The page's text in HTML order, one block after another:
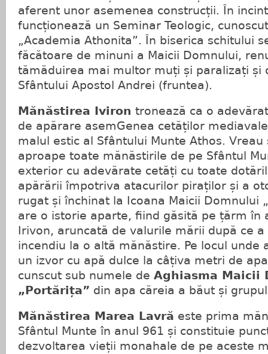
aferent unor asemenea construcții. În
funcționează un Seminar Teologic,
„Academia Athonita”. În biserica schitului
făcătoare de minuni a Maicii Domnului,
tămăduirea mai multor muți și paralizați și
Sfântului Apostol Andrei (fruntea).
Mănăstirea Iviron tronează ca o
de apărare asemGenea cetăților
malul estic al Sfântului Munte Athos. Vreau
aproape toate mănăstirile de pe Sfântul
exterior cu adevărate cetăți cu toate
apărării împotriva atacurilor piraților și a
rugat și închinat la Icoana Maicii Domnului
are o istorie aparte, fiind găsită pe țărm în
Irivon, aruncată de valurile mării după ce
incendiu la o altă mănăstire. Pe locul unde
un izvor cu apă dulce la câțiva metri de
cunscut sub numele de Aghiasma Maicii
„Portărița” din apa căreia a băut și
Mănăstirea Marea Lavră este prima
Sfântul Munte în anul 961 și constituie
dezvoltarea vieții monahale de pe aceste